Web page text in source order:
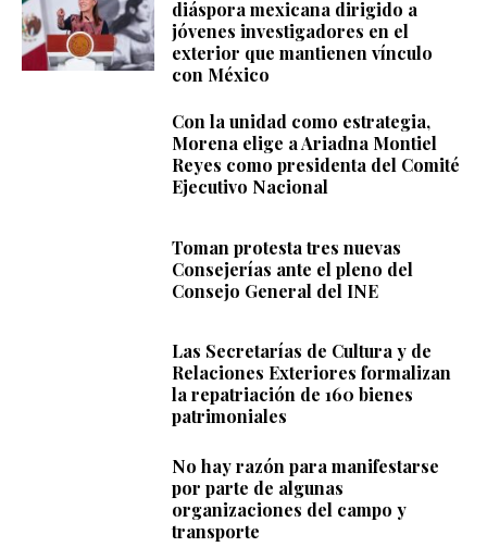
diáspora mexicana dirigido a
jóvenes investigadores en el
exterior que mantienen vínculo
con México
Con la unidad como estrategia,
Morena elige a Ariadna Montiel
Reyes como presidenta del Comité
Ejecutivo Nacional
Toman protesta tres nuevas
Consejerías ante el pleno del
Consejo General del INE
Las Secretarías de Cultura y de
Relaciones Exteriores formalizan
la repatriación de 160 bienes
patrimoniales
No hay razón para manifestarse
por parte de algunas
organizaciones del campo y
transporte